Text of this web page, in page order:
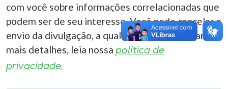
com você sobre informações correlacionadas que
podem ser de seu interesse. Você pode cancelar o
envio da divulgação, a qualquer momento. Para
mais detalhes, leia nossa política de
privacidade.